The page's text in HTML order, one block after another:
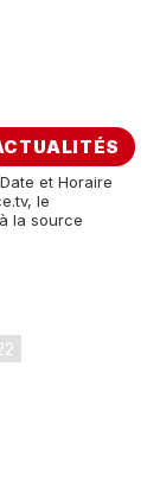
et Horaire
le
la source